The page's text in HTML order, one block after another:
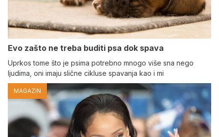
Evo zašto ne treba buditi psa dok spava
Uprkos tome što je psima potrebno mnogo više sna nego
ljudima, oni imaju slične cikluse spavanja kao i mi
MAGAZIN